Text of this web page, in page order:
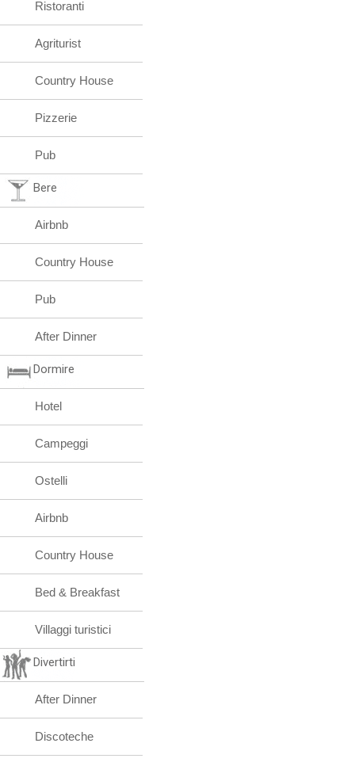
Ristoranti
Agriturist
Country House
Pizzerie
Pub
Bere
Airbnb
Country House
Pub
After Dinner
Dormire
Hotel
Campeggi
Ostelli
Airbnb
Country House
Bed & Breakfast
Villaggi turistici
Divertirti
After Dinner
Discoteche